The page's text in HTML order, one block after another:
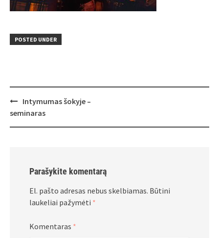
POSTED UNDER
Post
navigation
Intymumas šokyje –
seminaras
Parašykite komentarą
El. pašto adresas nebus skelbiamas. Būtini
laukeliai pažymėti *
Komentaras *